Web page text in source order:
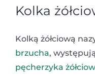
Kolka
Kolką żółciową
brzucha,
pęcherzyka